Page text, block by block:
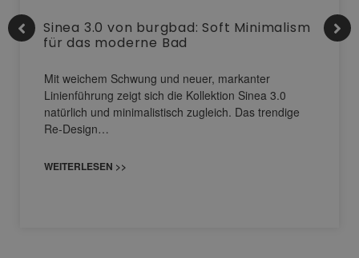
Sinea 3.0 von burgbad: Soft Minimalism
für das moderne Bad
Mit weichem Schwung und neuer, markanter
Linienführung zeigt sich die Kollektion Sinea 3.0
natürlich und minimalistisch zugleich. Das trendige
Re-Design…
WEITERLESEN >>